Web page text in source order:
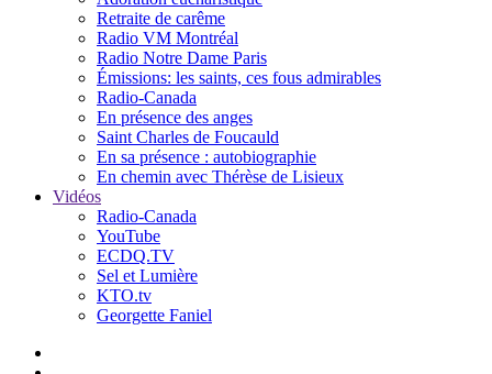
Retraite de carême
Radio VM Montréal
Radio Notre Dame Paris
Émissions: les saints, ces fous admirables
Radio-Canada
En présence des anges
Saint Charles de Foucauld
En sa présence : autobiographie
En chemin avec Thérèse de Lisieux
Vidéos
Radio-Canada
YouTube
ECDQ.TV
Sel et Lumière
KTO.tv
Georgette Faniel